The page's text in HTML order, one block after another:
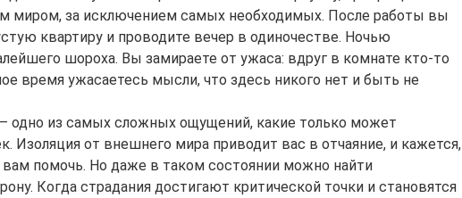
миром, за исключением самых необходимых. После работы вы
квартиру и проводите вечер в одиночестве. Ночью
шороха. Вы замираете от ужаса: вдруг в комнате кто-то
время ужасаетесь мысли, что здесь никого нет и быть не
одно из самых сложных ощущений, какие только может
Изоляция от внешнего мира приводит вас в отчаяние, и кажется,
помочь. Но даже в таком состоянии можно найти
Когда страдания достигают критической точки и становятся